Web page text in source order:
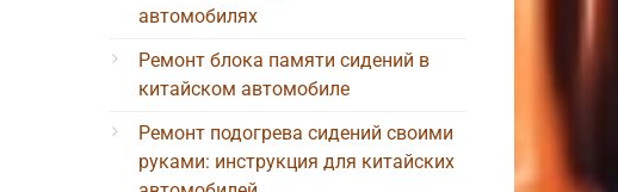
автомобилях
Ремонт блока памяти сидений в
китайском автомобиле
Ремонт подогрева сидений своими
руками: инструкция для китайских